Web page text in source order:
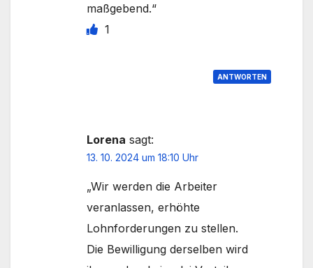
maßgebend.“
1
ANTWORTEN
Lorena sagt:
13. 10. 2024 um 18:10 Uhr
„Wir werden die Arbeiter
veranlassen, erhöhte
Lohnforderungen zu stellen.
Die Bewilligung derselben wird